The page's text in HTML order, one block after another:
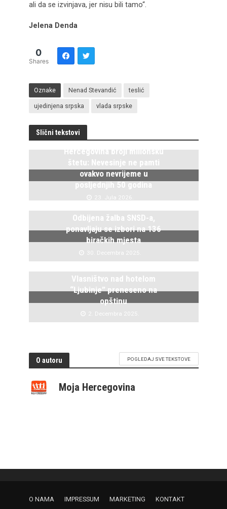
ali da se izvinjava, jer nisu bili tamo“.
Jelena Denda
0
Shares
Oznake Nenad Stevandić teslić
ujedinjena srpska vlada srpske
Slični tekstovi
Hercegovina broji milionsku
štetu: Nevesinje ne pamti
ovakvo nevrijeme u
posljednjih 50 godina
23. Jula 2026.
Odbijena žalba SNSD-a,
ponavljaju se izbori na 136
biračkih mjesta
30. Decembra 2025.
Vlasništvo nad hotelom
“Ljubinje” preneseno na
opštinu
2. Decembra 2025.
O autoru POGLEDAJ SVE TEKSTOVE
Moja Hercegovina
O NAMA IMPRESSUM MARKETING KONTAKT